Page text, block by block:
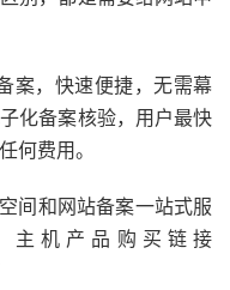
案，快速便捷，无需幕
化备案核验，用户最快
何费用。
间和网站备案一站式服
主机产品购买链接